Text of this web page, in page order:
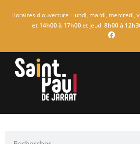
Horaires d'ouverture : lundi, mardi, mercredi,
et 14h00 à 17h00et jeudi 8h00 à